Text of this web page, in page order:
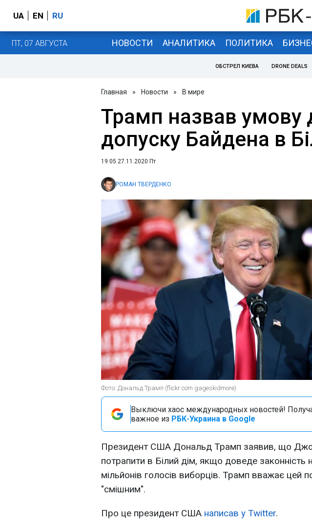
UA EN RU
ПТ, 07 АВГУСТА НОВОСТИ АНАЛИТИКА ПОЛИТИКА
ОБСТРЕЛ КИЕВА DRONE DEALS
Главная » Новости » В мире
Трамп назвав умову
допуску Байдена в
19:05 27.11.2020 Пт
РОМАН ТВЕРДЕНКО
Фото: Дональд Трамп (flickr com gageskidmore)
Выключи хаос международных новостей!
важное из РБК-Украина в Google
Президент США Дональд Трамп заявив, що
потрапити в Білий дім, якщо доведе законність
мільйонів голосів виборців. Трамп вважає цей
"смішним".
Про це президент США написав у Twitter.